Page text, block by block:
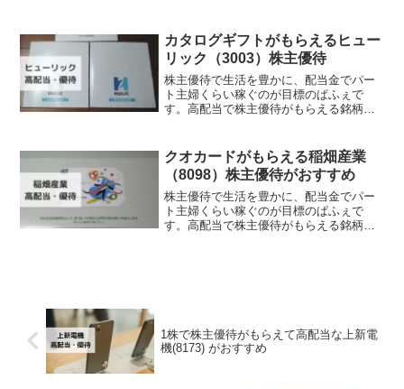
が多いかと思います。国内産ブルーシー
トトップシェア、バルチップ...
カタログギフトがもらえるヒュー
リック（3003）株主優待
株主優待で生活を豊かに、配当金でパー
ト主婦くらい稼ぐのが目標のぱふぇで
す。高配当で株主優待がもらえる銘柄を
にカタログギフトもゲットできる企業を
知ることができますよ。株...
クオカードがもらえる稲畑産業
（8098）株主優待がおすすめ
株主優待で生活を豊かに、配当金でパー
ト主婦くらい稼ぐのが目標のぱふぇで
す。高配当で株主優待がもらえる銘柄を
1株で株主優待がもらえて高配当な上新電
機(8173) がおすすめ